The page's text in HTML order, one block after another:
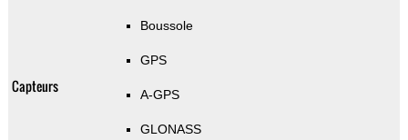
Capteurs
Boussole
GPS
A-GPS
GLONASS